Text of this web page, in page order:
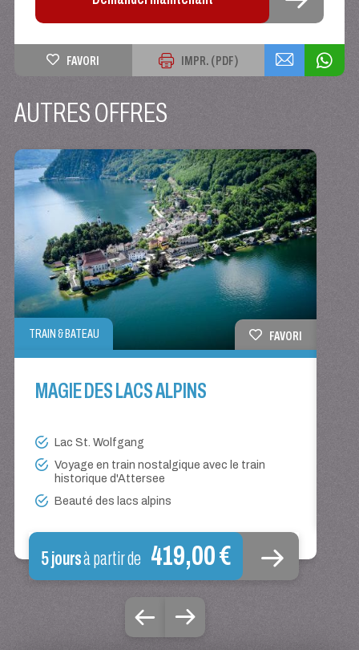
FAVORI IMPR. (PDF)
AUTRES OFFRES
TRAIN & BATEAU FAVORI
MAGIE DES LACS ALPINS
Lac St. Wolfgang
Voyage en train nostalgique avec le train
historique d'Attersee
Beauté des lacs alpins
5 joursà partir de 419,00 €
HIVER